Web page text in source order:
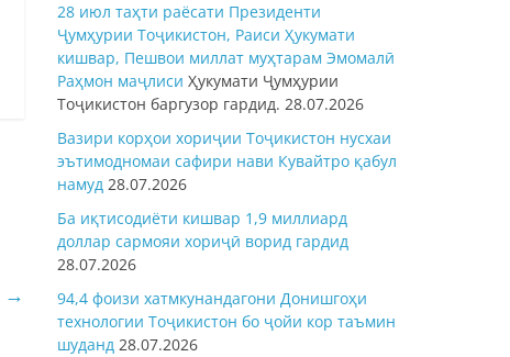
→
28 июл таҳти раёсати Президенти
Ҷумҳурии Тоҷикистон, Раиси Ҳукумати
кишвар, Пешвои миллат муҳтарам Эмомалӣ
Раҳмон маҷлиси Ҳукумати Ҷумҳурии
Тоҷикистон баргузор гардид. 28.07.2026
Вазири корҳои хориҷии Тоҷикистон нусхаи
эътимодномаи сафири нави Кувайтро қабул
намуд 28.07.2026
Ба иқтисодиёти кишвар 1,9 миллиард
доллар сармояи хориҷӣ ворид гардид
28.07.2026
94,4 фоизи хатмкунандагони Донишгоҳи
технологии Тоҷикистон бо ҷойи кор таъмин
шуданд 28.07.2026